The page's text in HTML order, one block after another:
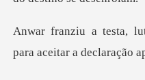
para aceitar a